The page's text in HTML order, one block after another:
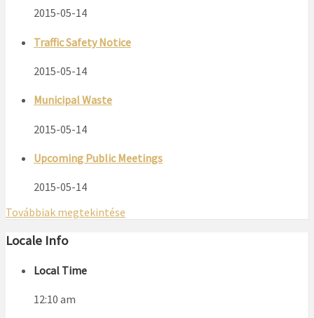
2015-05-14
Traffic Safety Notice
2015-05-14
Municipal Waste
2015-05-14
Upcoming Public Meetings
2015-05-14
Továbbiak megtekintése
Locale Info
Local Time
12:10 am